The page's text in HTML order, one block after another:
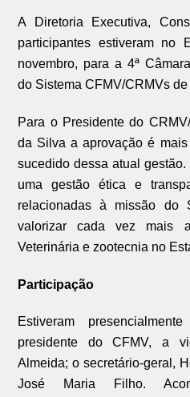
A Diretoria Executiva,
participantes estiveram
novembro, para a 4ª
do Sistema CFMV/CRMVs de
Para o Presidente do
da Silva a aprovação é
sucedido dessa atual
uma gestão ética e
relacionadas à missão do
valorizar cada vez mais
Veterinária e zootecnia no
Participação
Estiveram
presidente do CFMV, a
Almeida; o secretário-geral,
José Maria Filho.